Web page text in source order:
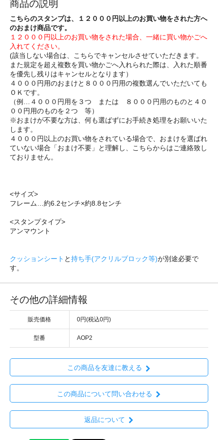
商品の説明
こちらのスタンプは、１２０００円以上のお買い物をされた方へ
のおまけ商品です。
１２０００円以上のお買い物をされた場合、一緒に買い物かごへ
入れてください。
(該当しない場合は、こちらでキャンセルさせていただきます。
また規定を超え複数を買い物かごへ入れられた際は、入れた順番
を優先し残りはキャンセルとなります）
４０００円用のおまけと８０００円用の複数選んでいただいても
ＯＫです。
（例…４０００円用を３つ または ８０００円用のものと４０
００円用のものを２つ 等）
※おまけが不要な方は、何も選ばずにお手続き処理をお願いいた
します。
４０００円以上のお買い物をされている場合で、おまけを選ばれ
ていない場合「おまけ不要」と理解し、こちらからはご連絡致し
ておりません。
<サイズ>
フレーム…約6.2センチ×約8.8センチ
<スタンプタイプ>
アンマウント
クッションシート と持ち手(アクリルブロック等)が別途必要で
す。
その他の詳細情報
販売価格 0円(税込0円)
型番 AOP2
この商品を友達に教える
この商品について問い合わせる
返品について